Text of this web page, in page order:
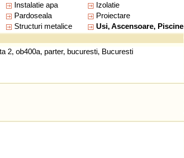
Instalatie apa Izolatie
Pardoseala Proiectare
Structuri metalice
Usi, Ascensoare, Piscine
2, ob400a, parter, bucuresti, Bucuresti